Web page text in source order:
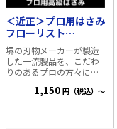
＜近正＞プロ用はさみ
フローリスト
Me（M）やわらかい
ハンドル
堺の刃物メーカーが製造
した一流製品を、こだわ
りのあるプロの方々に！
のソフトグリップ仕様
1,150 円（税込）～